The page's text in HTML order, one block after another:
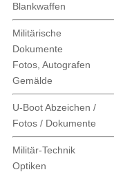
Blankwaffen
Militärische
Dokumente
Fotos, Autografen
Gemälde
U-Boot Abzeichen /
Fotos / Dokumente
Militär-Technik
Optiken